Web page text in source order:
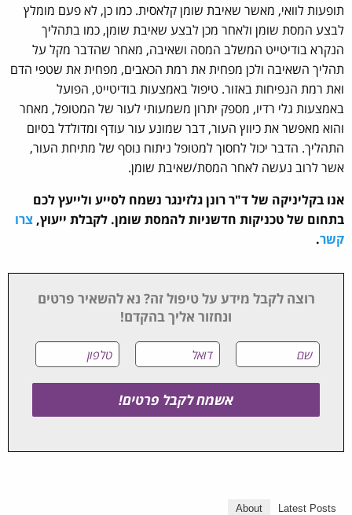
תופעות לוואי, מאשר שאיבת שומן קלאסית. כמו כן, לא פעם מומלץ
לבצע המסת שומן ולאחר מכן לבצע שאיבת שומן, כמו בתהליך
הנקרא בודיטייט המשלב המסה ושאיבה, מאחר שהדבר מקל על
תהליך השאיבה ולכן מפחית את רמת הכאבים, מפחית את שטפי הדם
ואת רמת הנפיחות באזור. טיפול באמצעות בודיטייט, הפועל
באמצעות גלי רדיו, מספק יתרון משמעותי לעור של המטופל, מאחר
והוא מאפשר את כיווץ העור, דבר שמונע עור עודף ומדולדל בסיום
התהליך. הדבר יכול לחסוך למטופל ניתוח נוסף של מתיחת העור,
אשר לרוב נעשה לאחר המסת/שאיבת שומן.
אנו בקליניקה של ד"ר רונן גלזינגר נשמח לסייע ולייעץ לכם
בתחום של טכניקות חדשניות להמסת שומן. לקבלת ייעוץ, צרו
קשר.
רוצה לקבל מידע על טיפול זה? נא להשאיר פרטים
ונחזור אליך בהקדם!
About Latest Posts